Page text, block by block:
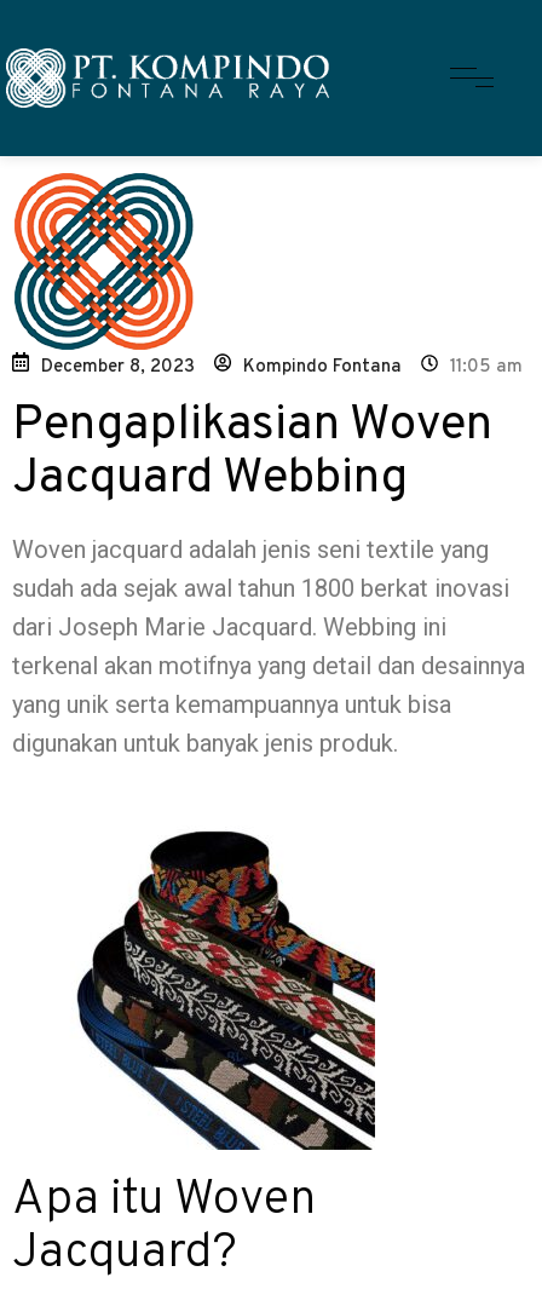
December 8, 2023 Kompindo Fontana 11:05 am
Pengaplikasian Woven
Jacquard Webbing
Woven jacquard adalah jenis seni textile yang
sudah ada sejak awal tahun 1800 berkat inovasi
dari Joseph Marie Jacquard. Webbing ini
terkenal akan motifnya yang detail dan desainnya
yang unik serta kemampuannya untuk bisa
digunakan untuk banyak jenis produk.
Apa itu Woven
Jacquard?